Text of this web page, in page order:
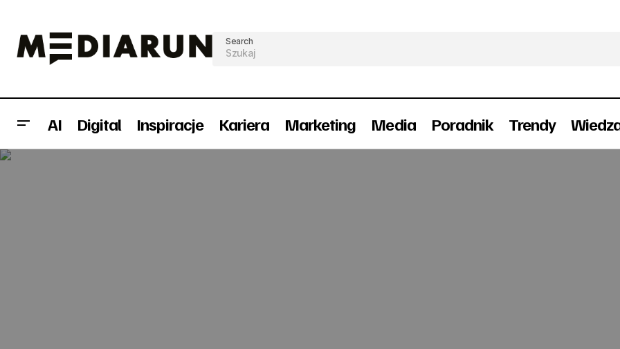
Search
AI Digital Inspiracje Kariera Marketing Media Poradnik Trendy